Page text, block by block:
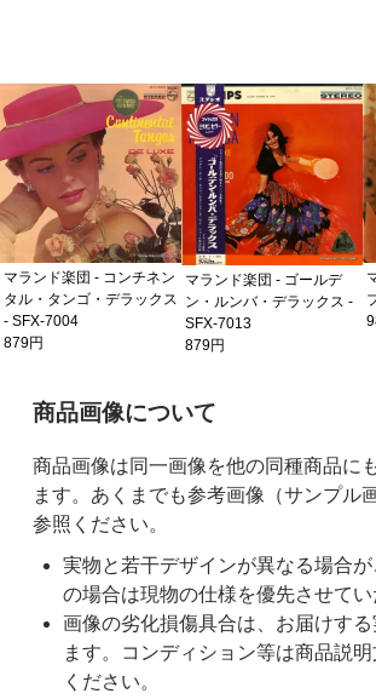
マランド楽団 - コンチネン
タル・タンゴ・デラックス
- SFX-7004
879円
マランド楽団 - ゴールデ
ン・ルンバ・デラックス -
SFX-7013
879円
ご購入前の注意事項
商品画像について
商品画像は同一画像を他の同種商品に
ます。あくまでも参考画像（サンプル
参照ください。
実物と若干デザインが異なる場合
の場合は現物の仕様を優先させてい
画像の劣化損傷具合は、お届けする
ます。コンディション等は商品説
ください。